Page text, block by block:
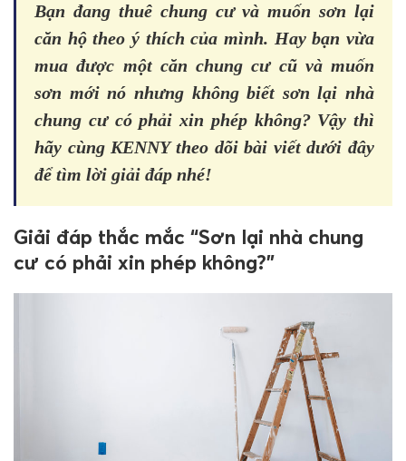
Bạn đang thuê chung cư và muốn sơn lại
căn hộ theo ý thích của mình. Hay bạn vừa
mua được một căn chung cư cũ và muốn
sơn mới nó nhưng không biết sơn lại nhà
chung cư có phải xin phép không? Vậy thì
hãy cùng KENNY theo dõi bài viết dưới đây
để tìm lời giải đáp nhé!
Giải đáp thắc mắc “Sơn lại nhà chung
cư có phải xin phép không?”